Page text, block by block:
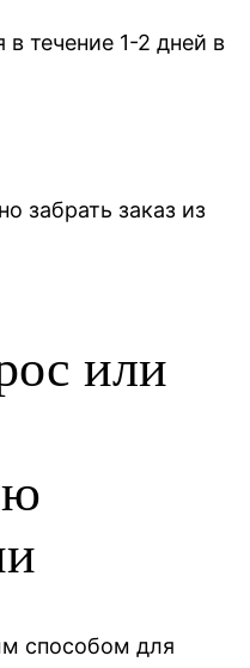
течение 1-2 дней в
забрать заказ из
или
способом для